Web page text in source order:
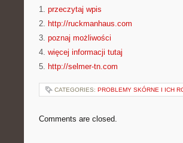
1. przeczytaj wpis
2. http://ruckmanhaus.com
3. poznaj możliwości
4. więcej informacji tutaj
5. http://selmer-tn.com
CATEGORIES: PROBLEMY SKÓRNE I ICH
Comments are closed.